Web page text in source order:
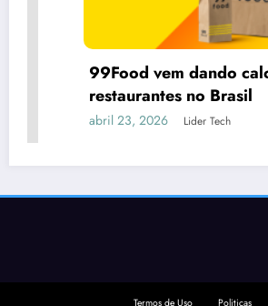
99Food vem dando calote em
restaurantes no Brasil
abril 23, 2026 Lider Tech
Termos de Uso Politicas